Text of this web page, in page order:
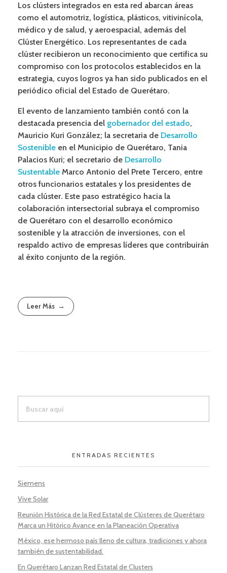
Los clústers integrados en esta red abarcan áreas
como el automotriz, logística, plásticos, vitivinícola,
médico y de salud, y aeroespacial, además del
Clúster Energético. Los representantes de cada
clúster recibieron un reconocimiento que certifica su
compromiso con los protocolos establecidos en la
estrategia, cuyos logros ya han sido publicados en el
periódico oficial del Estado de Querétaro.
El evento de lanzamiento también contó con la
destacada presencia del gobernador del estado,
Mauricio Kuri González; la secretaria de Desarrollo
Sostenible en el Municipio de Querétaro, Tania
Palacios Kuri; el secretario de Desarrollo
Sustentable Marco Antonio del Prete Tercero, entre
otros funcionarios estatales y los presidentes de
cada clúster. Este paso estratégico hacia la
colaboración intersectorial subraya el compromiso
de Querétaro con el desarrollo económico
sostenible y la atracción de inversiones, con el
respaldo activo de empresas líderes que contribuirán
al éxito conjunto de la región.
Leer Más
ENTRADAS RECIENTES
Siemens
Vive Solar
Reunión Histórica de la Red Estatal de Clústeres de Querétaro
Marca un Hitórico Avance en la Planeación Operativa
México, ese hermoso país lleno de cultura, tradiciones y ahora
también de sustentabilidad.
En Querétaro Lanzan Red Estatal de Clusters